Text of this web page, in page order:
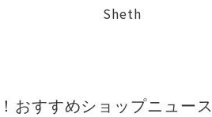
Sheth
おすすめショップニュース